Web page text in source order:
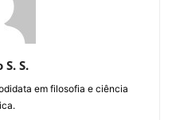
S.
em filosofia e ciência